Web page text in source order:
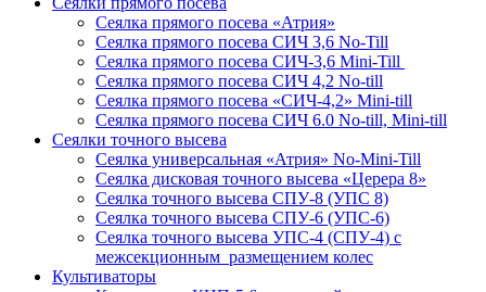
Сеялка прямого посева «Атрия»
Сеялка прямого посева СИЧ 3,6 No-Till
Сеялка прямого посева СИЧ-3,6 Mini-Till
Сеялка прямого посева СИЧ 4,2 No-till
Сеялка прямого посева «СИЧ-4,2» Mini-till
Сеялка прямого посева СИЧ 6.0 No-till, Mini-till
Сеялки точного высева
Сеялка универсальная «Атрия» No-Mini-Till
Сеялка дисковая точного высева «Церера 8»
Сеялка точного высева СПУ-8 (УПС 8)
Сеялка точного высева СПУ-6 (УПС-6)
Сеялка точного высева УПС-4 (СПУ-4) с
межсекционным размещением колес
Культиваторы